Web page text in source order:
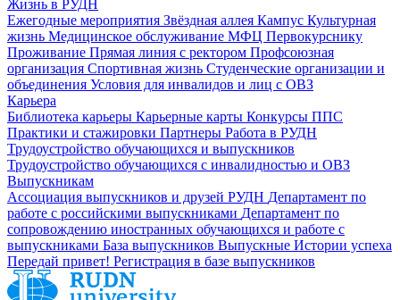
Жизнь в РУДН
Ежегодные мероприятия Звёздная аллея Кампус Культурная
жизнь Медицинское обслуживание МФЦ Первокурснику
Проживание Прямая линия с ректором Профсоюзная
организация Спортивная жизнь Студенческие организации и
объединения Условия для инвалидов и лиц с ОВЗ
Карьера
Библиотека карьеры Карьерные карты Конкурсы ППС
Практики и стажировки Партнеры Работа в РУДН
Трудоустройство обучающихся и выпускников
Трудоустройство обучающихся с инвалидностью и ОВЗ
Выпускникам
Ассоциация выпускников и друзей РУДН Департамент по
работе с российскими выпускниками Департамент по
сопровождению иностранных обучающихся и работе с
выпускниками База выпускников Выпускные Истории успеха
Передай привет! Регистрация в базе выпускников